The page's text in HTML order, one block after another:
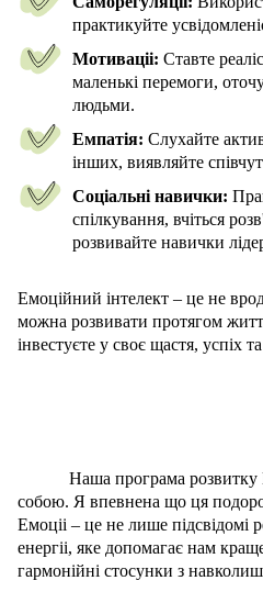
практикуйте
Мотиваціі: Ставте
маленькі перемоги,
людьми.
Емпатія: Слухайте
інших, виявляйте
Соціальні навички:
спілкування, вчіться
розвивайте навички
Емоційний інтелект – це не
можна розвивати протягом
інвестуєте у своє щастя, успіх
Наша програма розвитку
собою. Я впевнена що ця
Емоціі – це не лише підсвідомі
енергіі, яке допомагає нам
гармонійні стосунки з